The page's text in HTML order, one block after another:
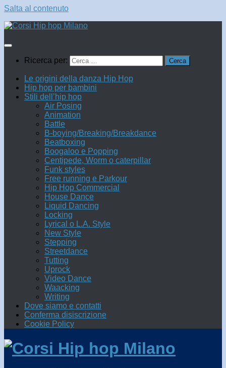
Salta al contenuto
Ricerca per:
Le origini della danza Hip Hop
Hip hop per bambini
Stili dell’hip hop
Air Posing
Animation
Battle
B-boying/Breaking/Breakdance
Beatboxing
Boogaloo e Popping
Centipede, Worm o caterpillar
Funk styles
Free running e Parkour
Hip Hop Commercial
House Dance
Liquid Dancing
Locking
Lyrical o L.A. Style
New Style
Stepping
Streetdance
Tutting
Uprock
Video Dance
Waacking
Writing
Dove siamo e contatti
Conferma disiscrizione
Cookie Policy